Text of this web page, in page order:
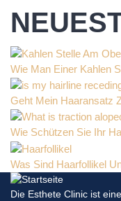
Wie Man Einer Kahlen
Geht Mein Haaransatz
Wie Schützen Sie Ihr
Was Sind Haarfollikel
Die Esthete Clinic ist